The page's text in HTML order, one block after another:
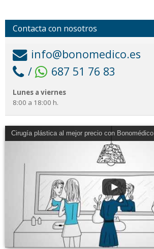
Contacta con nosotros
info@bonomedico.es
/
687 51 76 83
Lunes a viernes
8:00 a 18:00 h.
Cirugía plástica al mejor precio con Bonomédico